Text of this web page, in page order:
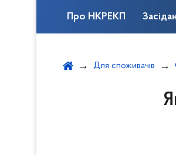
Про НКРЕКП
Для споживачів